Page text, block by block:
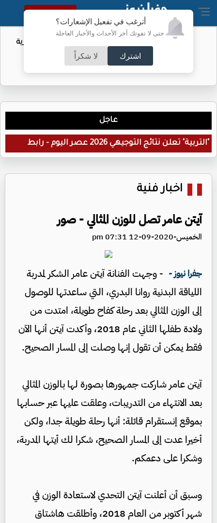
أترغب في تفعيل الإشعارات؟
حتى لا تفوتك آخر الأحداث والأخبار العاجلة
اشترك لا شكراً
النسخة الكاملة
الأمن: لا تهاون مع مطلقي العيارات النارية
عاجل
"التربية" تعلن نتائج التوجيهي 2026 عصر اليوم - رابط
اخبار فنية
آيتن عامر تصل للوزن المثالي - صور
الخميس-2020-09-12 07:31 pm
جفرا نيوز - - وجهت الفنانة آيتن عامر الشكر لمدربة
اللياقة البدنية روانا البدري، التي ساعدتها للوصول
إلى الوزن المثالي بعد رحلة كفاح طويلة، امتدت من
ولادة طفلها الثاني عام 2018، وأكدت آيتن أنها الآن
فقط يمكن أن تقول إنها وصلت إلى المسار الصحيح.
آيتن عامر شاركت جمهورها بصورة لها بالوزن المثالي
بعد الانتهاء من التدريبات، وعلقت عليها عبر حسابها
بموقع إنستقرام قائلة: أنها رحلة طويلة جدا، ولكن
أخيرا عدت إلى المسار الصحيح، شكرا لك أيتها المدربة،
وشكرا على دعمكم.
وسبق أن أعلنت آيتن التحدي لاستعادة الوزن في
شهر أكتوبر من العام 2018، وأطلقت هاشتاق